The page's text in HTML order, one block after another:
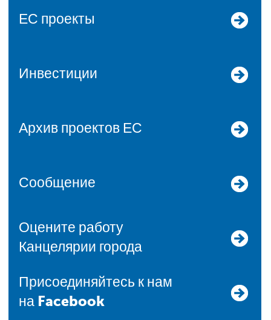
ЕС проекты
Инвестиции
Архив проектов ЕС
Сообщение
Оцените работу
Канцелярии города
Присоединяйтесь к нам
на Facebook